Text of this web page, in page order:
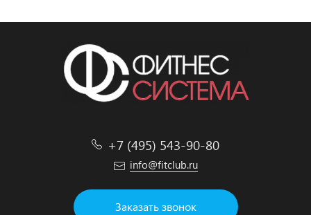
+7 (495) 543-90-80
info@fitclub.ru
Заказать звонок